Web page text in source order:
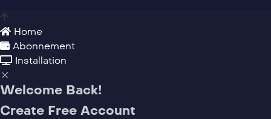
Home
Abonnement
Installation
Welcome Back!
Create Free Account